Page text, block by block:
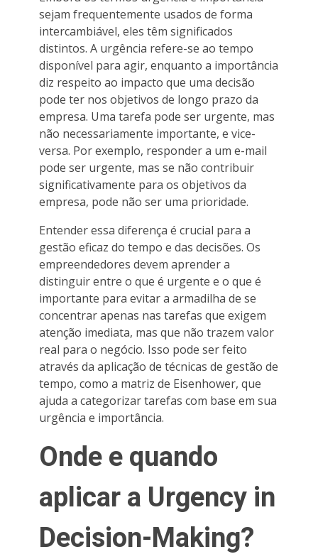
sejam frequentemente usados de forma
intercambiável, eles têm significados
distintos. A urgência refere-se ao tempo
disponível para agir, enquanto a importância
diz respeito ao impacto que uma decisão
pode ter nos objetivos de longo prazo da
empresa. Uma tarefa pode ser urgente, mas
não necessariamente importante, e vice-
versa. Por exemplo, responder a um e-mail
pode ser urgente, mas se não contribuir
significativamente para os objetivos da
empresa, pode não ser uma prioridade.
Entender essa diferença é crucial para a
gestão eficaz do tempo e das decisões. Os
empreendedores devem aprender a
distinguir entre o que é urgente e o que é
importante para evitar a armadilha de se
concentrar apenas nas tarefas que exigem
atenção imediata, mas que não trazem valor
real para o negócio. Isso pode ser feito
através da aplicação de técnicas de gestão de
tempo, como a matriz de Eisenhower, que
ajuda a categorizar tarefas com base em sua
urgência e importância.
Onde e quando
aplicar a Urgency in
Decision-Making?